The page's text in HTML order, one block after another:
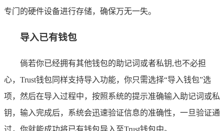
专门的硬件设备进行存储，确保万无一失。
导入已有钱包
倘若你已经拥有其他钱包的助记词或者私钥,也不必担
心，Trust钱包同样支持导入功能，你只需选择“导入钱包”选
项，然后在导入过程中，按照系统的提示准确输入助记词或私
钥，输入完成后，系统会迅速验证信息的准确性，一旦验证通
过，你就能成功将已有钱包导入至Trust钱包中。